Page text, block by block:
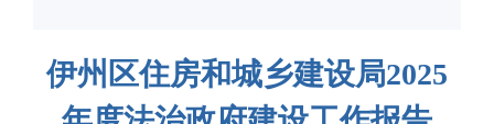
伊州区住房和城乡建设局2025